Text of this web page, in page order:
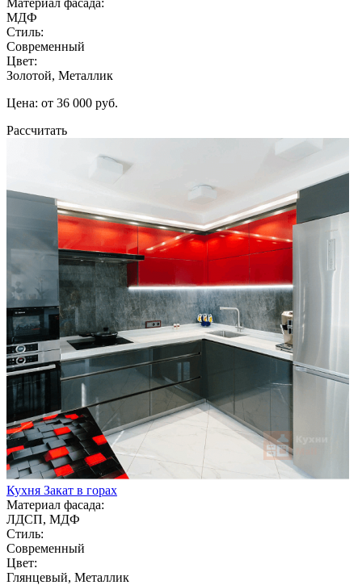
МДФ
Стиль:
Современный
Цвет:
Золотой, Металлик
Цена: от 36 000 руб.
Рассчитать
Кухня Закат в горах
Материал фасада:
ЛДСП, МДФ
Стиль:
Современный
Цвет:
Глянцевый, Металлик